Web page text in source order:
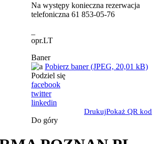
Na występy konieczna rezerwacja
telefoniczna 61 853-05-76
opr.LT
Baner
Pobierz baner (JPEG, 20,01 kB)
Podziel się
facebook
twitter
linkedin
DrukujPokaż QR kod
Do góry